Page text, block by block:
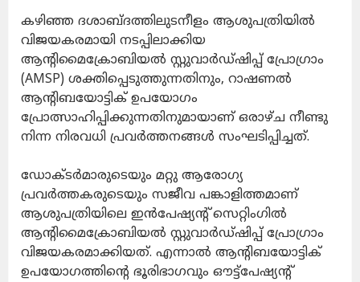
കഴിഞ്ഞ ദശാബ്ദത്തിലുടനീളം ആശുപത്രിയിൽ
വിജയകരമായി നടപ്പിലാക്കിയ
ആന്റിമൈക്രോബിയൽ സ്റ്റുവാർഡ്ഷിപ്പ് പ്രോഗ്രാം
(AMSP) ശക്തിപ്പെടുത്തുന്നതിനും, റാഷണൽ
ആന്റിബയോട്ടിക് ഉപയോഗം
പ്രോത്സാഹിപ്പിക്കുന്നതിനുമായാണ് ഒരാഴ്ച നീണ്ടു
നിന്ന നിരവധി പ്രവർത്തനങ്ങൾ സംഘടിപ്പിച്ചത്.
ഡോക്ടർമാരുടെയും മറ്റു ആരോഗ്യ
പ്രവർത്തകരുടെയും സജീവ പങ്കാളിത്തമാണ്
ആശുപത്രിയിലെ ഇൻപേഷ്യന്റ് സെറ്റിംഗിൽ
ആന്റിമൈക്രോബിയൽ സ്റ്റുവാർഡ്ഷിപ്പ് പ്രോഗ്രാം
വിജയകരമാക്കിയത്. എന്നാൽ ആന്റിബയോട്ടിക്
ഉപയോഗത്തിന്റെ ഭൂരിഭാഗവും ഔട്ട്‌പേഷ്യന്റ്